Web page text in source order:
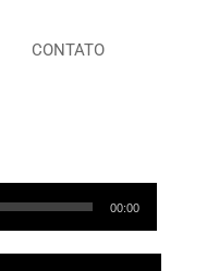
CONTATO
00:00